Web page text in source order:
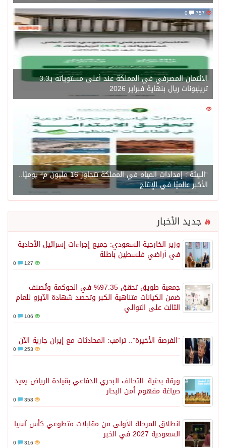
757
0
الائتمان المصرفي في المملكة عند أعلى مستوياته بـ3.3
تريليونات ريال بنهاية فبراير 2026
1450
“البيئة”: إمدادات المياه في المملكة تتجاوز 16 مليون م³ يوميًا..
الأكبر عالميًا في الإنتاج
جديد الأخبار
وزير الخارجية السعودي: جميع إجراءات إسرائيل الأحادية
في أراضي فلسطين باطلة
127
جمعية طويق تحقق 97.35% في الحوكمة وتُصنف
ضمن الكيانات متناهية الكبر وتحصد شهادة الآيزو للعام
الثالث على التوالي
106
“الفرصة الأخيرة”.. ترامب: المحادثات مع إيران جارية الآن
253
ورقة بحثية: التحالف البحري الدفاعي بقيادة الرياض يعيد
صياغة مفهوم أمن البحار
358
انطلاق المرحلة الأولى من مقابلات متطوعي كأس آسيا
السعودية 2027 في الخبر
316